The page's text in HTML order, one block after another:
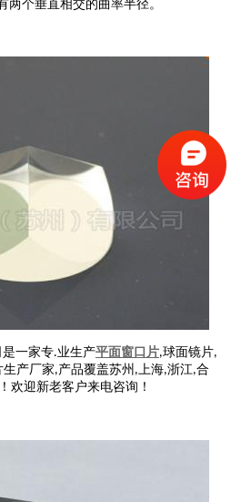
两个垂直相交的曲率半径。
一家专.业生产平面窗口片,球面镜片,
生产厂家,产品覆盖苏州 ,上海,浙江,合
欢迎新老客户来电咨询！